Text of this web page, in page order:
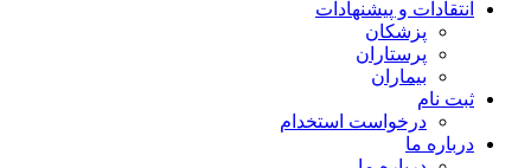
انتقادات و پيشنهادات
پزشكان
پرستاران
بيماران
ثبت نام
درخواست استخدام
درباره ما